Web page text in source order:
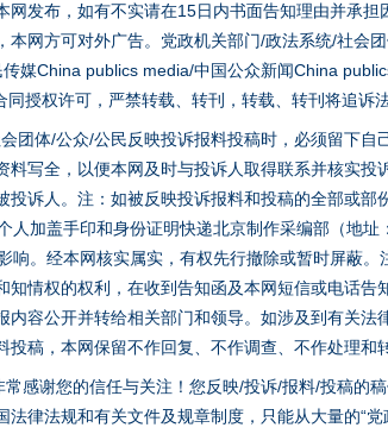
发布，如有不实请在15日内书面告知理由并承
网方可对外广告。党政机关部门/政法系统/社会
媒China publics media/中国公众新闻China
授权许可，严禁转载、转刊，转载、转刊将追诉法
团体/公众/公民反映投诉报料投稿时，必须留下自
写全，以便本网及时与投诉人取得联系并核实投
诉人。注：如被反映投诉报料和投稿的全部或部
人加盖手印和身份证明快递北京制作采编部（地
响。经本网核实属实，有权先行撤除或暂时屏蔽
情权的权利，在收到告知函及本网短信或电话告
容公开并转给相关部门和领导。如涉及到有关法
稿，本网保留不作回复、不作调查、不作处理和
感谢您的信任与关注！您反映/投诉/报料/投稿的
律法规和有关文件及规章制度，只能从大量的“